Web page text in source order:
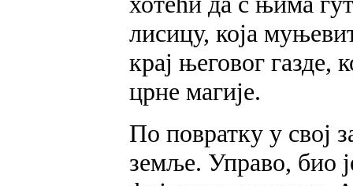
лисицу, која
крај његовог газде,
црне магије.
По повратку у свој
земље. Управо, био